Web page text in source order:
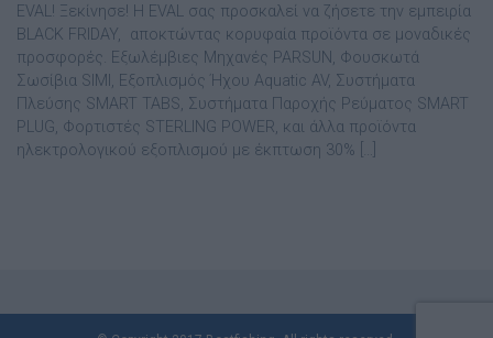
EVAL! Ξεκίνησε! Η EVAL σας προσκαλεί να ζήσετε την εµπειρία
BLACK FRIDAY, αποκτώντας κορυφαία προϊόντα σε µοναδικές
προσφορές. Εξωλέµβιες Μηχανές PARSUN, Φουσκωτά
Σωσίβια SIMI, Εξοπλισµός Ήχου Aquatic AV, Συστήµατα
Πλεύσης SMART TABS, Συστήµατα Παροχής Ρεύµατος SMART
PLUG, Φορτιστές STERLING POWER, και άλλα προϊόντα
ηλεκτρολογικού εξοπλισµού µε έκπτωση 30% […]